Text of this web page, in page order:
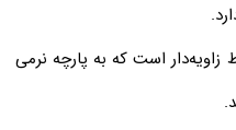
است که به پارچه نرمی